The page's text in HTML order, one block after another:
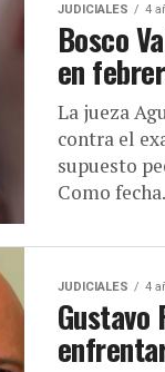
JUDICIALES 4
Bosco
en
La jueza
contra el
supuesto
Como
JUDICIALES 4
Gustavo